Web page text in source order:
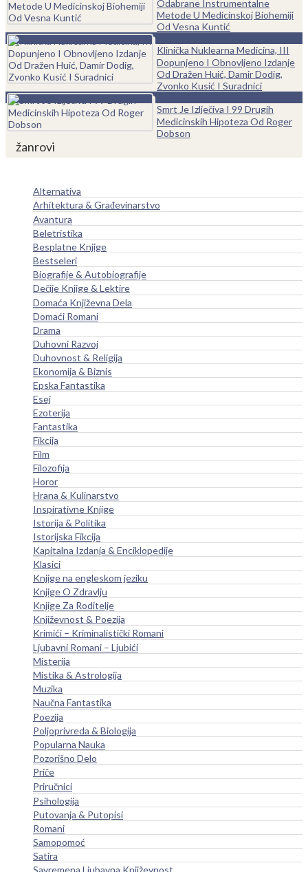
Odabrane Instrumentalne
Metode U Medicinskoj Biohemiji
Od Vesna Kuntić
Klinička Nuklearna Medicina, III
Dopunjeno I Obnovljeno Izdanje
Od Dražen Huić, Damir Dodig,
Zvonko Kusić I Suradnici
Smrt Je Izlječiva I 99 Drugih
Medicinskih Hipoteza Od Roger
Dobson
žanrovi
Alternativa
Arhitektura & Građevinarstvo
Avantura
Beletristika
Besplatne Knjige
Bestseleri
Biografije & Autobiografije
Dečije Knjige & Lektire
Domaća Književna Dela
Domaći Romani
Drama
Duhovni Razvoj
Duhovnost & Religija
Ekonomija & Biznis
Epska Fantastika
Esej
Ezoterija
Fantastika
Fikcija
Film
Filozofija
Horor
Hrana & Kulinarstvo
Inspirativne Knjige
Istorija & Politika
Istorijska Fikcija
Kapitalna Izdanja & Enciklopedije
Klasici
Knjige na engleskom jeziku
Knjige O Zdravlju
Knjige Za Roditelje
Književnost & Poezija
Krimići – Kriminalistički Romani
Ljubavni Romani – Ljubići
Misterija
Mistika & Astrologija
Muzika
Naučna Fantastika
Poezija
Poljoprivreda & Biologija
Popularna Nauka
Pozorišno Delo
Priče
Priručnici
Psihologija
Putovanja & Putopisi
Romani
Samopomoć
Satira
Savremena Ljubavna Književnost